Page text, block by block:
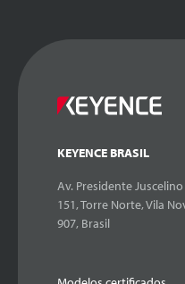
KEYENCE BRASIL
Av. Presidente
151, Torre Norte, Vila
907, Brasil